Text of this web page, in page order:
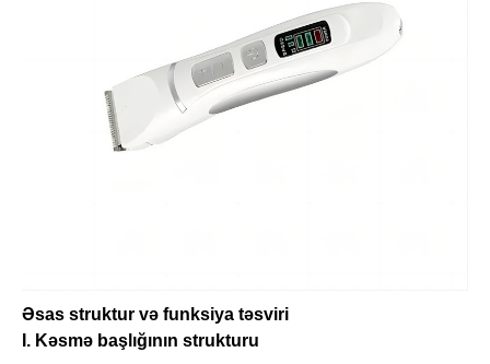
Əsas struktur və funksiya təsviri
I. Kəsmə başlığının strukturu